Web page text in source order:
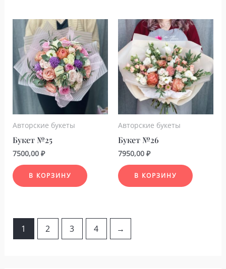
Авторские букеты
Букет №25
7500,00 ₽
В КОРЗИНУ
Авторские букеты
Букет №26
7950,00 ₽
В КОРЗИНУ
1 2 3 4 →